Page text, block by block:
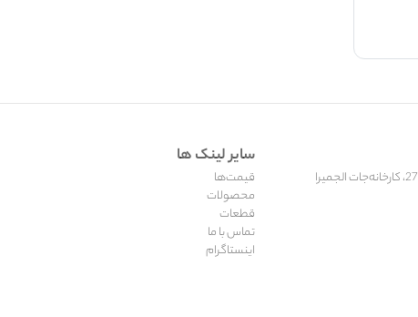
سایر لینک ها
قیمت‌ها
محصولات
قطعات
تماس با ما
اینستاگرام